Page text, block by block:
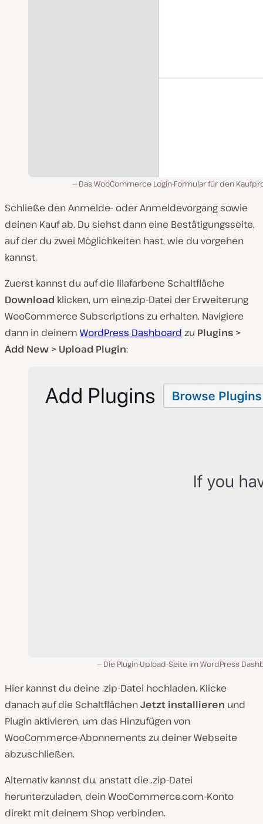
Das WooCommerce Login-Formular für den
Schließe den Anmelde- oder Anmeldevorgang sowie
deinen Kauf ab. Du siehst dann eine Bestätigungsseite,
auf der du zwei Möglichkeiten hast, wie du vorgehen
kannst.
Zuerst kannst du auf die lilafarbene Schaltfläche
Download klicken, um eine.zip-Datei der Erweiterung
WooCommerce Subscriptions zu erhalten. Navigiere
dann in deinem WordPress Dashboard zu Plugins >
Add New > Upload Plugin:
Die Plugin-Upload-Seite im WordPress
Hier kannst du deine .zip-Datei hochladen. Klicke
danach auf die SchaltflächenJetzt installieren und
Plugin aktivieren, um das Hinzufügen von
WooCommerce-Abonnements zu deiner Webseite
abzuschließen.
Alternativ kannst du, anstatt die .zip-Datei
herunterzuladen, deinWooCommerce.com-Konto
direkt mit deinem Shop verbinden.